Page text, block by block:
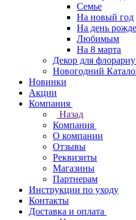
Семье
На новый год
На день
Любимым
На 8 марта
Декор для
Новогодний
Новинки
Акции
Компания
Назад
Компания
О компании
Отзывы
Реквизиты
Магазины
Партнерам
Инструкции по уходу
Контакты
Доставка и оплата